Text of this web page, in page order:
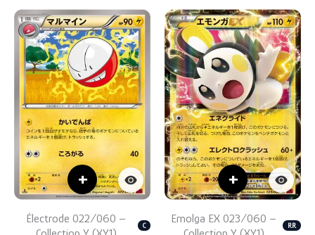
+
Électrode 022/060 –
C
+
Emolga EX 023/060 –
RR